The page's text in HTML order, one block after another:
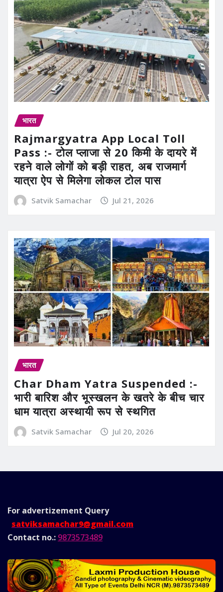
भारत
Rajmargyatra App Local Toll
Pass :- टोल प्लाजा से 20 किमी के दायरे में
रहने वाले लोगों को बड़ी राहत, अब राजमार्ग
यात्रा ऐप से मिलेगा लोकल टोल पास
Satvik Samachar Jul 21, 2026
भारत
Char Dham Yatra Suspended :-
भारी बारिश और भूस्खलन के खतरे के बीच चार
धाम यात्रा अस्थायी रूप से स्थगित
Satvik Samachar Jul 20, 2026
For advertizement Query
satviksamachar9@gmail.com
Contact no.: 9873573489